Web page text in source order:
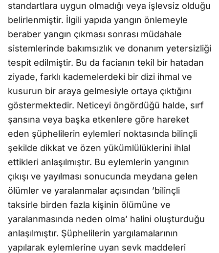
standartlara uygun olmadığı veya işlevsiz olduğu
belirlenmiştir. İlgili yapıda yangın önlemeyle
beraber yangın çıkması sonrası müdahale
sistemlerinde bakımsızlık ve donanım yetersizliği
tespit edilmiştir. Bu da facianın tekil bir hatadan
ziyade, farklı kademelerdeki bir dizi ihmal ve
kusurun bir araya gelmesiyle ortaya çıktığını
göstermektedir. Neticeyi öngördüğü halde, sırf
şansına veya başka etkenlere göre hareket
eden şüphelilerin eylemleri noktasında bilinçli
şekilde dikkat ve özen yükümlülüklerini ihlal
ettikleri anlaşılmıştır. Bu eylemlerin yangının
çıkışı ve yayılması sonucunda meydana gelen
ölümler ve yaralanmalar açısından ’bilinçli
taksirle birden fazla kişinin ölümüne ve
yaralanmasında neden olma’ halini oluşturduğu
anlaşılmıştır. Şüphelilerin yargılamalarının
yapılarak eylemlerine uyan sevk maddeleri